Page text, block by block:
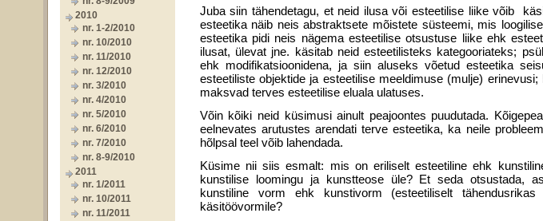
2010
nr. 1-2/2010
nr. 10/2010
nr. 11/2010
nr. 12/2010
nr. 3/2010
nr. 4/2010
nr. 5/2010
nr. 6/2010
nr. 7/2010
nr. 8-9/2010
2011
nr. 1/2011
nr. 10/2011
nr. 11/2011
Juba siin tähendetagu, et neid ilusa või esteetilise liike võib
esteetika näib neis abstraktsete mõistete süsteemi, mis
estee­tika pidi neis nägema esteetilise otsustuse liike ehk
ilusat, ülevat jne. käsitab neid esteetilisteks kategooriateks;
ehk modifikatsioonidena, ja siin aluseks võetud esteetika
esteetiliste objektide ja esteetilise meeldimuse (mulje)
maksvad terves esteetilise eluala ulatuses.
Võin kõiki neid küsimusi ainult peajoontes puudutada.
eelnevates arutustes arendati terve esteetika, ka neile
hõlpsal teel võib lahendada.
Küsime nii siis esmalt: mis on eriliselt esteetiline ehk
kunstilise loomingu ja kunstteose üle? Et seda otsustada,
kunstiline vorm ehk kunstivorm (esteetiliselt
käsitöövormile?